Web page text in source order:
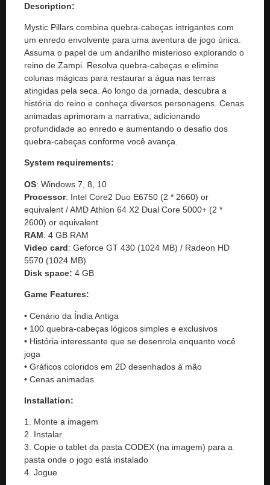
Description:
Mystic Pillars combina quebra-cabeças intrigantes com
um enredo envolvente para uma aventura de jogo única.
Assuma o papel de um andarilho misterioso explorando o
reino de Zampi. Resolva quebra-cabeças e elimine
colunas mágicas para restaurar a água nas terras
atingidas pela seca. Ao longo da jornada, descubra a
história do reino e conheça diversos personagens. Cenas
animadas aprimoram a narrativa, adicionando
profundidade ao enredo e aumentando o desafio dos
quebra-cabeças conforme você avança.
System requirements:
OS: Windows 7, 8, 10
Processor: Intel Core2 Duo E6750 (2 * 2660) or
equivalent / AMD Athlon 64 X2 Dual Core 5000+ (2 *
2600) or equivalent
RAM: 4 GB RAM
Video card: Geforce GT 430 (1024 MB) / Radeon HD
5570 (1024 MB)
Disk space: 4 GB
Game Features:
• Cenário da Índia Antiga
• 100 quebra-cabeças lógicos simples e exclusivos
• História interessante que se desenrola enquanto você
joga
• Gráficos coloridos em 2D desenhados à mão
• Cenas animadas
Installation:
1. Monte a imagem
2. Instalar
3. Copie o tablet da pasta CODEX (na imagem) para a
pasta onde o jogo está instalado
4. Jogue